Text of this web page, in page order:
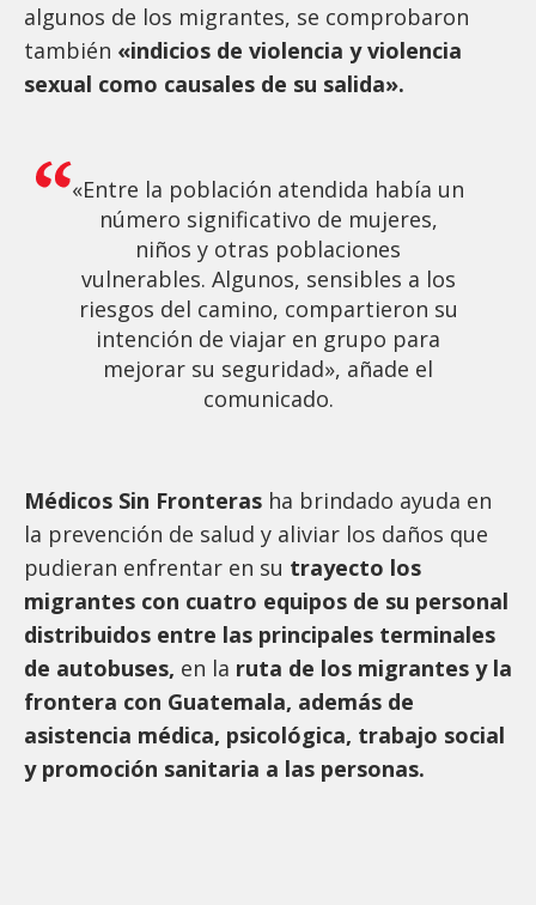
algunos de los migrantes, se comprobaron
también «indicios de violencia y violencia
sexual como causales de su salida».
«Entre la población atendida había un
número significativo de mujeres,
niños y otras poblaciones
vulnerables. Algunos, sensibles a los
riesgos del camino, compartieron su
intención de viajar en grupo para
mejorar su seguridad», añade el
comunicado.
Médicos Sin Fronteras ha brindado ayuda en
la prevención de salud y aliviar los daños que
pudieran enfrentar en su trayecto los
migrantes con cuatro equipos de su personal
distribuidos entre las principales terminales
de autobuses, en la ruta de los migrantes y la
frontera con Guatemala, además de
asistencia médica, psicológica, trabajo social
y promoción sanitaria a las personas.